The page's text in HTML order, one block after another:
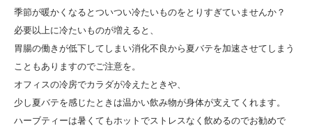
季節が暖かくなるとついつい冷たいものをとりすぎていませんか？
必要以上に冷たいものが増えると、
胃腸の働きが低下してしまい消化不良から夏バテを加速させてしまう
こともありますのでご注意を。
オフィスの冷房でカラダが冷えたときや、
少し夏バテを感じたときは温かい飲み物が身体が支えてくれます。
ハーブティーは暑くてもホットでストレスなく飲めるのでお勧めで